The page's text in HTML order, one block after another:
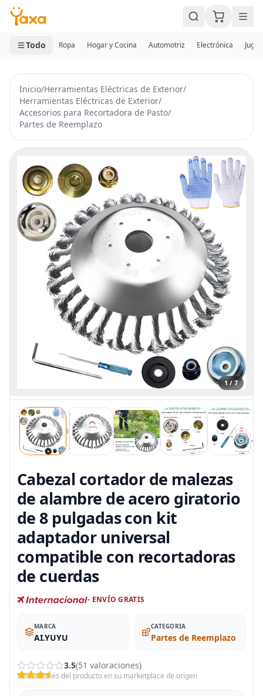
MINI CARRITO
0 productos
Todo Ropa Hogar y Cocina Automotriz Electrónica
Inicio/Herramientas Eléctricas de Exterior/
Herramientas Eléctricas de Exterior/
Accesorios para Recortadora de Pasto/
Partes de Reemplazo
1 / 7
Cabezal cortador de malezas
de alambre de acero giratorio
de 8 pulgadas con kit
adaptador universal
compatible con recortadoras
de cuerdas
- ENVÍO GRATIS
MARCA
AI.YUYU
CATEGORIA
Partes de Reemplazo
3.5(51 valoraciones)
Valoraciones del producto en su marketplace de origen